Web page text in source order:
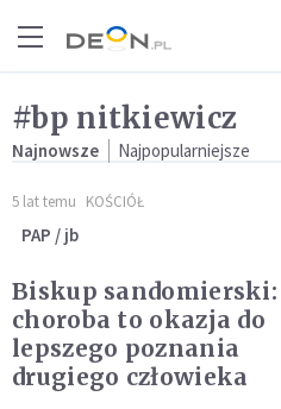
#bp nitkiewicz
Najnowsze Najpopularniejsze
5 lat temu KOŚCIÓŁ
PAP / jb
Biskup sandomierski:
choroba to okazja do
lepszego poznania
drugiego człowieka